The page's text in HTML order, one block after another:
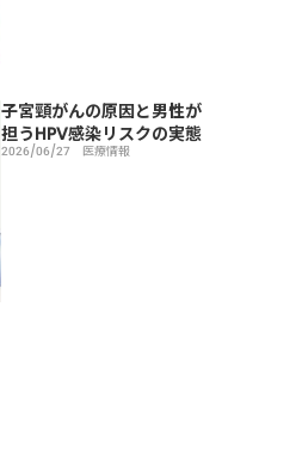
子宮頸がんの原因と男性が
担うHPV感染リスクの実態
2026/06/27 医療情報